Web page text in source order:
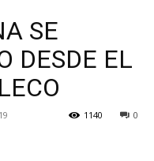
SE
DESDE EL
0
1140